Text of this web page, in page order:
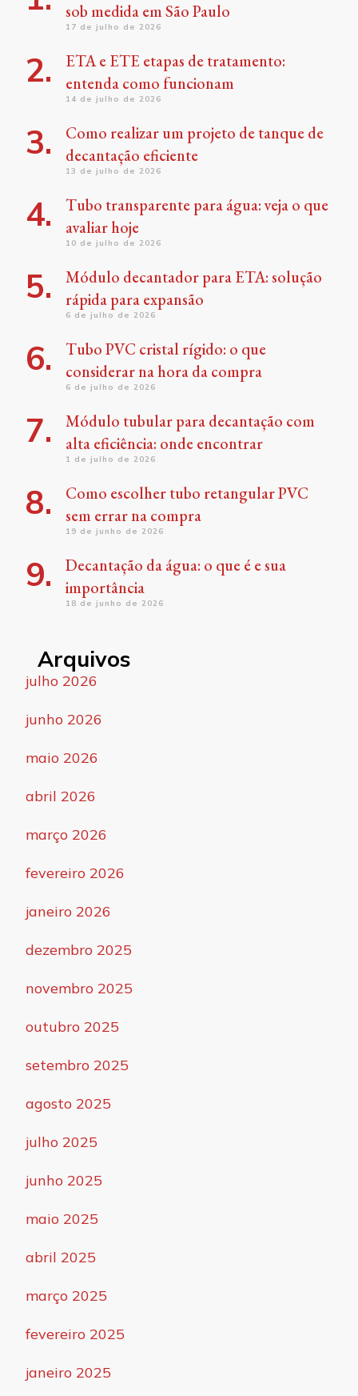
sob medida em São Paulo
17 de julho de 2026
ETA e ETE etapas de tratamento:
entenda como funcionam
14 de julho de 2026
Como realizar um projeto de tanque de
decantação eficiente
13 de julho de 2026
Tubo transparente para água: veja o que
avaliar hoje
10 de julho de 2026
Módulo decantador para ETA: solução
rápida para expansão
6 de julho de 2026
Tubo PVC cristal rígido: o que
considerar na hora da compra
6 de julho de 2026
Módulo tubular para decantação com
alta eficiência: onde encontrar
1 de julho de 2026
Como escolher tubo retangular PVC
sem errar na compra
19 de junho de 2026
Decantação da água: o que é e sua
importância
18 de junho de 2026
Arquivos
julho 2026
junho 2026
maio 2026
abril 2026
março 2026
fevereiro 2026
janeiro 2026
dezembro 2025
novembro 2025
outubro 2025
setembro 2025
agosto 2025
julho 2025
junho 2025
maio 2025
abril 2025
março 2025
fevereiro 2025
janeiro 2025